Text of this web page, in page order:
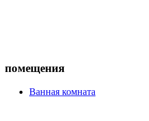
помещения
Ванная комната